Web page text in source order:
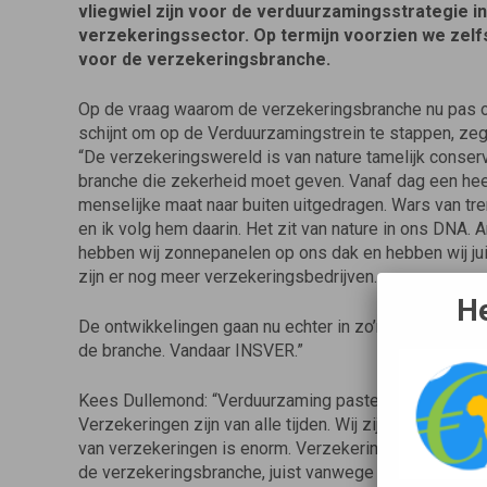
vliegwiel zijn voor de verduurzamingsstrategie
verzekeringssector. Op termijn voorzien we
voor de verzekeringsbranche.
Op de vraag waarom de verzekerings­branche nu pas
schijnt om op de Verduurzamings­trein te stappen,
“De verzekeringswereld is van nature tamelijk
branche die zekerheid moet geven. Vanaf dag een
menselijke maat naar buiten uitgedragen. Wars van
en ik volg hem daarin. Het zit van nature in ons DNA.
hebben wij zonnepanelen op ons dak en hebben wij
zijn er nog meer verzekeringsbedrijven.
De ont­wikkelingen gaan nu echter in zo’n rap tempo
de branche. Vandaar INSVER.”
Kees Dullemond: “Verduurzaming paste niet in onze
Verzekeringen zijn van alle tijden. Wij zijn natuurlijk
van verzekeringen is enorm. Verzekeringen zorgen
de verzekeringsbranche, juist vanwege haar sociale